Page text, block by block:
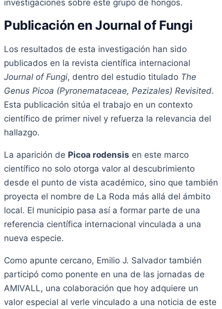
investigaciones sobre este grupo de hongos.
Publicación en Journal of Fungi
Los resultados de esta investigación han sido
publicados en la revista científica internacional
Journal of Fungi, dentro del estudio titulado The
Genus Picoa (Pyronemataceae, Pezizales) Revisited.
Esta publicación sitúa el trabajo en un contexto
científico de primer nivel y refuerza la relevancia del
hallazgo.
La aparición de Picoa rodensis en este marco
científico no solo otorga valor al descubrimiento
desde el punto de vista académico, sino que también
proyecta el nombre de La Roda más allá del ámbito
local. El municipio pasa así a formar parte de una
referencia científica internacional vinculada a una
nueva especie.
Como apunte cercano, Emilio J. Salvador también
participó como ponente en una de las jornadas de
AMIVALL, una colaboración que hoy adquiere un
valor especial al verle vinculado a una noticia de este